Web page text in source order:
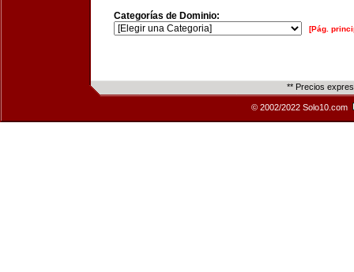
Categorías de Dominio:
[Pág.
** Precios
© 2002/2022 Solo10.com